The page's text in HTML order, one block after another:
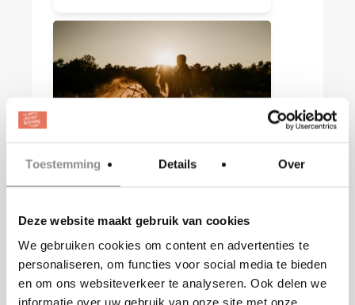
Toestemming Details Over
Deze website maakt gebruik van cookies
We gebruiken cookies om content en advertenties te
personaliseren, om functies voor social media te bieden
en om ons websiteverkeer te analyseren. Ook delen we
informatie over uw gebruik van onze site met onze
family@capribee.nl
www.capribeefamily.nl